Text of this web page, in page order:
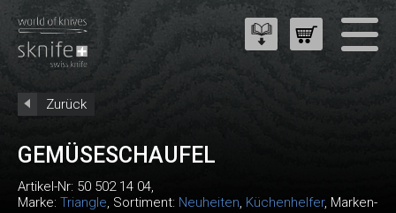
Zurück
GEMÜSESCHAUFEL
Artikel-Nr: 50 502 14 04,
Marke: Triangle, Sortiment: Neuheiten, Küchenhelfer, Marken-